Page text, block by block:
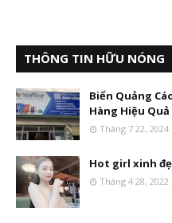
THÔNG TIN HỮU NÓNG
Biển Quảng
Hàng Hiệu
Tháng 7 22, 2024
Hot girl xinh
Tháng 4 28, 2022